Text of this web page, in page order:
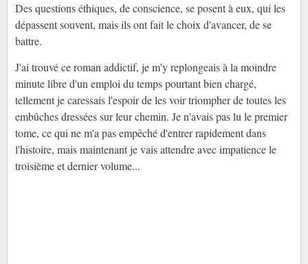
Des questions éthiques, de conscience, se posent à eux, qui les
dépassent souvent, mais ils ont fait le choix d'avancer, de se
battre.
J'ai trouvé ce roman addictif, je m'y replongeais à la moindre
minute libre d'un emploi du temps pourtant bien chargé,
tellement je caressais l'espoir de les voir triompher de toutes les
embûches dressées sur leur chemin. Je n'avais pas lu le premier
tome, ce qui ne m'a pas empêché d'entrer rapidement dans
l'histoire, mais maintenant je vais attendre avec impatience le
troisième et dernier volume...